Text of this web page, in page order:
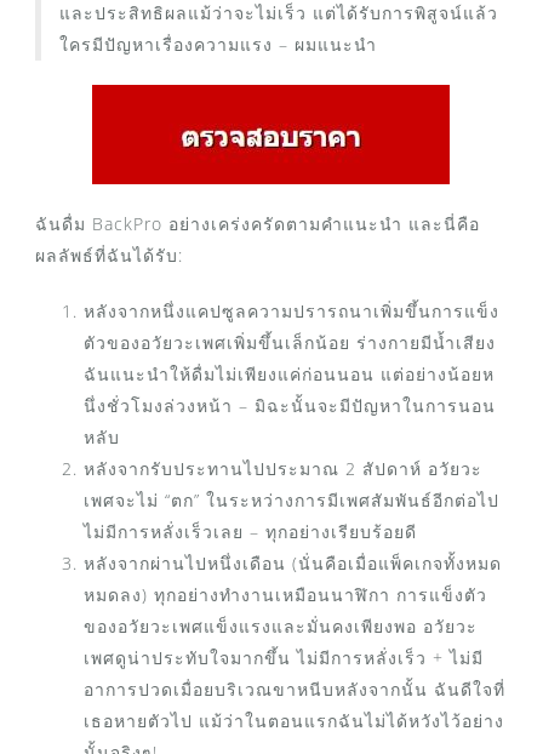
และประสิทธิผลแม้ว่าจะไม่เร็ว แต่ได้รับการพิสูจน์แล้ว
ใครมีปัญหาเรื่องความแรง – ผมแนะนำ
ฉันดื่ม BackPro อย่างเคร่งครัดตามคำแนะนำ และนี่คือ
ผลลัพธ์ที่ฉันได้รับ:
หลังจากหนึ่งแคปซูลความปรารถนาเพิ่มขึ้นการแข็ง
ตัวของอวัยวะเพศเพิ่มขึ้นเล็กน้อย ร่างกายมีน้ำเสียง
ฉันแนะนำให้ดื่มไม่เพียงแค่ก่อนนอน แต่อย่างน้อยห
นึ่งชั่วโมงล่วงหน้า – มิฉะนั้นจะมีปัญหาในการนอน
หลับ
หลังจากรับประทานไปประมาณ 2 สัปดาห์ อวัยวะ
เพศจะไม่ “ตก” ในระหว่างการมีเพศสัมพันธ์อีกต่อไป
ไม่มีการหลั่งเร็วเลย – ทุกอย่างเรียบร้อยดี
หลังจากผ่านไปหนึ่งเดือน (นั่นคือเมื่อแพ็คเกจทั้งหมด
หมดลง) ทุกอย่างทำงานเหมือนนาฬิกา การแข็งตัว
ของอวัยวะเพศแข็งแรงและมั่นคงเพียงพอ อวัยวะ
เพศดูน่าประทับใจมากขึ้น ไม่มีการหลั่งเร็ว + ไม่มี
อาการปวดเมื่อยบริเวณขาหนีบหลังจากนั้น ฉันดีใจที่
เธอหายตัวไป แม้ว่าในตอนแรกฉันไม่ได้หวังไว้อย่าง